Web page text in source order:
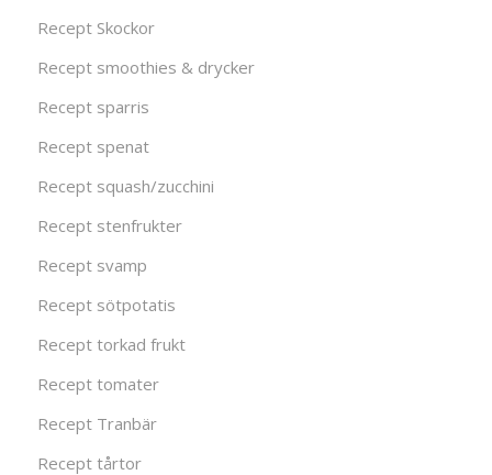
Recept Skockor
Recept smoothies & drycker
Recept sparris
Recept spenat
Recept squash/zucchini
Recept stenfrukter
Recept svamp
Recept sötpotatis
Recept torkad frukt
Recept tomater
Recept Tranbär
Recept tårtor